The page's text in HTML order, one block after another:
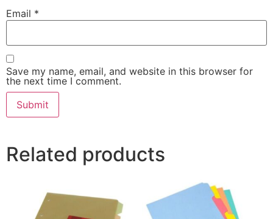
Email *
Save my name, email, and website in this browser for
the next time I comment.
Related products